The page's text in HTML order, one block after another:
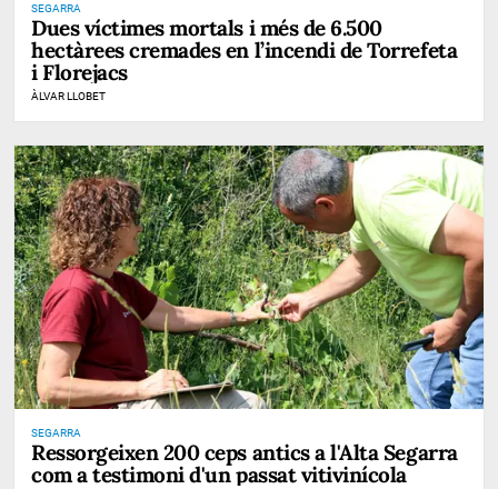
SEGARRA
Dues víctimes mortals i més de 6.500
hectàrees cremades en l’incendi de Torrefeta
i Florejacs
ÀLVAR LLOBET
SEGARRA
Ressorgeixen 200 ceps antics a l'Alta Segarra
com a testimoni d'un passat vitivinícola